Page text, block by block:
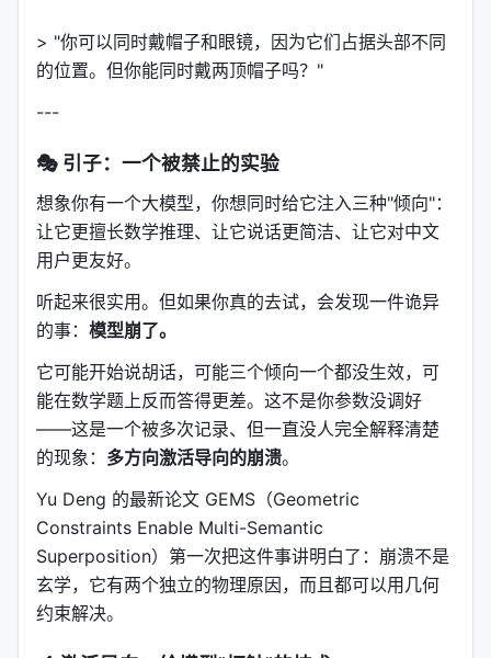
> "你可以同时戴帽子和眼镜，因为它们占据头部不同
的位置。但你能同时戴两顶帽子吗？"
---
🎭 引子：一个被禁止的实验
想象你有一个大模型，你想同时给它注入三种"倾向"：
让它更擅长数学推理、让它说话更简洁、让它对中文
用户更友好。
听起来很实用。但如果你真的去试，会发现一件诡异
的事： 模型崩了。
它可能开始说胡话，可能三个倾向一个都没生效，可
能在数学题上反而答得更差。这不是你参数没调好
——这是一个被多次记录、但一直没人完全解释清楚
的现象： 多方向激活导向的崩溃。
Yu Deng 的最新论文 GEMS（Geometric
Constraints Enable Multi-Semantic
Superposition）第一次把这件事讲明白了：崩溃不是
玄学，它有两个独立的物理原因，而且都可以用几何
约束解决。